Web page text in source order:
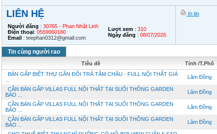
LIÊN HỆ
Người đăng : 30765 - Phan Nhật Linh
Điện thoại: 0559060180
Email : teephan0312@gmail.com
Lượt xem : 310
Ngày đăng : 08/07/2026
In tin
Tin cùng người rao
Tiêu đề
Tỉnh /T.Phố
BÁN GẤP BIẾT THỰ GẦN ĐỒI TRẢ TÂM CHÂU - FULL NỘI THẤT GIÁ
Lâm Đồng
CẦN BÁN GẤP VILLAS FULL NỘI THẤT TẠI SUỐI THÔNG GARDEN
BẢO ...
Lâm Đồng
CẦN BÁN GẤP VILLAS FULL NỘI THẤT TẠI SUỐI THÔNG GARDEN
BẢO ...
Lâm Đồng
CẦN BÁN GẤP VILLAS FULL NỘI THẤT TẠI SUỐI THÔNG GARDEN
BẢO ...
Lâm Đồng